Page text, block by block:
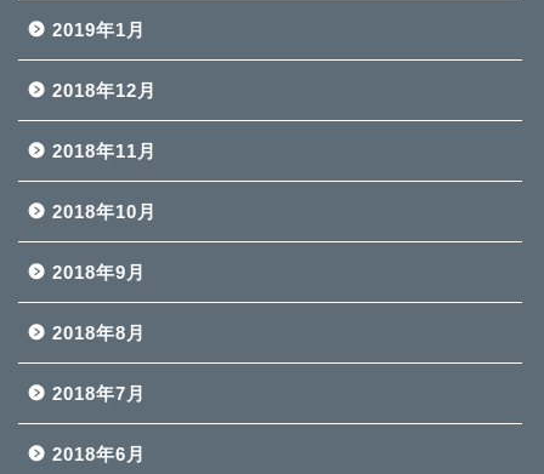
2019年1月
2018年12月
2018年11月
2018年10月
2018年9月
2018年8月
2018年7月
2018年6月